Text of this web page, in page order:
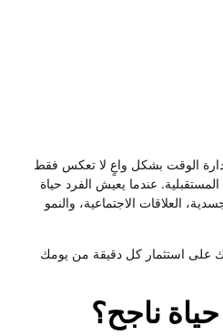
إدارة الوقت بشكل واعٍ لا تعكس فقط
عندما يعيش الفرد حياة
العلاقات الاجتماعية، والنمو
على استثمار كل دقيقة من يومك
ناجح؟